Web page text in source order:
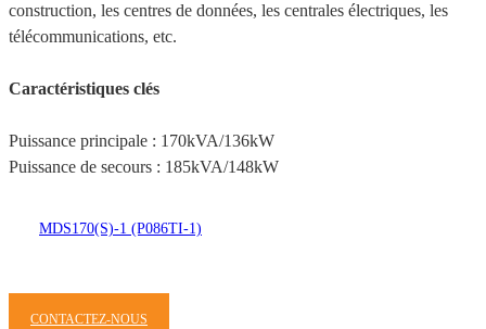
construction, les centres de données, les centrales électriques, les
télécommunications, etc.
Caractéristiques clés
Puissance principale : 170kVA/136kW
Puissance de secours : 185kVA/148kW
MDS170(S)-1 (P086TI-1)
CONTACTEZ-NOUS